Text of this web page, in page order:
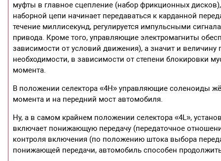
муфты в главное сцепление (набор фрикционных
наборной цепи начинает передаваться к карданной
течение миллисекунд, регулируется импульсными
привода. Кроме того, управляющие электромагниты
зависимости от условий движения), а значит и величину
необходимости, в зависимости от степени блокировки
момента.
В положении селектора «4Н» управляющие соленоиды
момента и на передний мост автомобиля.
Ну, а в самом крайнем положении селектора «4L»,
включает понижающую передачу (передаточное
контроля включения (по положению штока выбора
понижающей передачи, автомобиль способен